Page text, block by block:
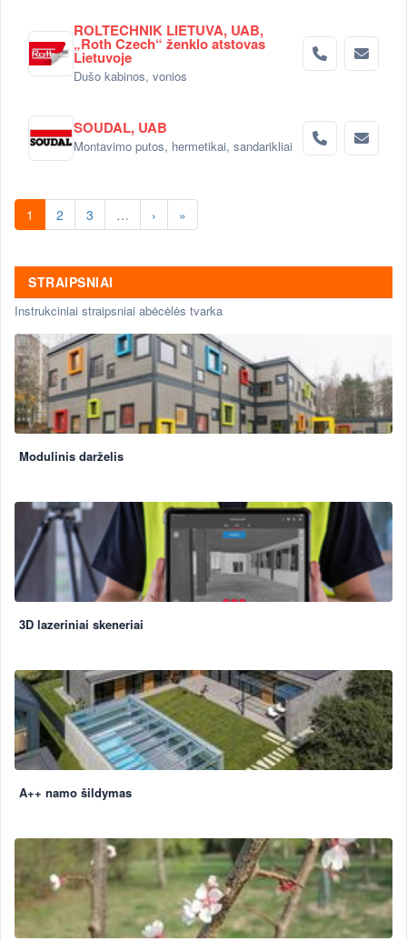
ROLTECHNIK LIETUVA, UAB,
„Roth Czech“ ženklo atstovas
Lietuvoje
Dušo kabinos, vonios
SOUDAL, UAB
Montavimo putos, hermetikai, sandarikliai
1 2 3 … › »
STRAIPSNIAI
Instrukciniai straipsniai abėcėlės tvarka
Modulinis darželis
3D lazeriniai skeneriai
A++ namo šildymas